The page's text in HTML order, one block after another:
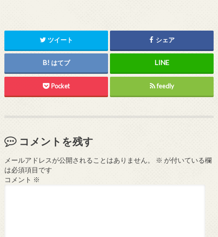
ツイート シェア
はてブ
Pocket feedly
コメントを残す
メールアドレスが公開されることはありません。 ※ が付いている欄
は必須項目です
コメント ※